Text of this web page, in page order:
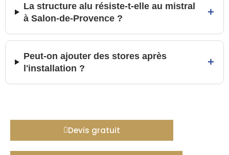
La structure alu résiste-t-elle au mistral
à Salon-de-Provence ?
+
Peut-on ajouter des stores après
l'installation ?
+
Devis gratuit